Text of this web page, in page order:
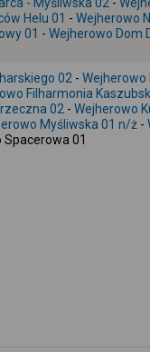
Helu 01 - Wejherowo
01 - Wejherowo Dom
02 - Wejherowo
Filharmonia
02 - Wejherowo
Myśliwska 01 n/ż -
Spacerowa 01